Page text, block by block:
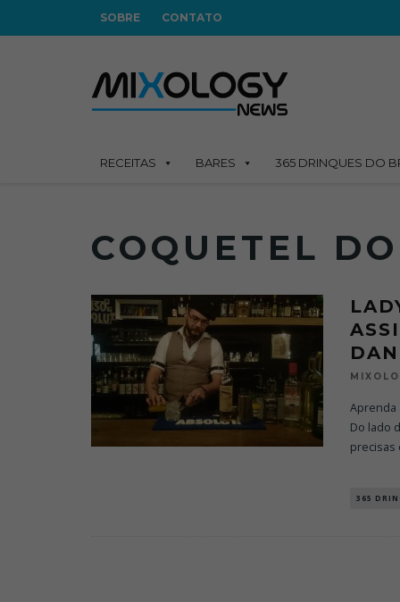
SOBRE CONTATO
RECEITAS BARES 365 DRINQUES DO
COQUETEL
Aprenda
Do lado
precisas
365